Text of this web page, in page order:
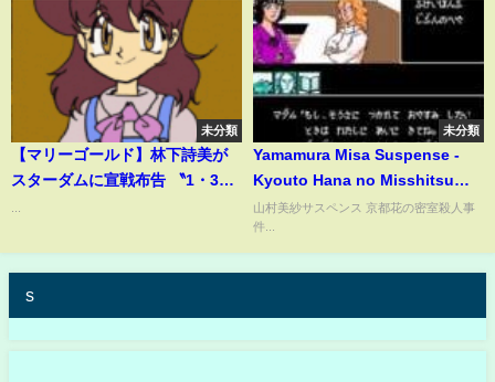
未分類
【マリーゴールド】林下詩美が
スターダムに宣戦布告 〝1・3興
未分類
Yamamura Misa Suspense -
Kyouto Hana no Misshitsu
Satsujin Jiken
山村美紗サスペンス 京都花の密室殺人事
件...
s